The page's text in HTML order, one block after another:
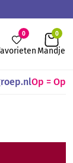
Mandje
0
Op = Op